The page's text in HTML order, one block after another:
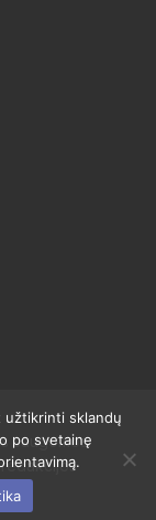
saugomos.
redakcijos
užtikrinti sklandų
po svetainę